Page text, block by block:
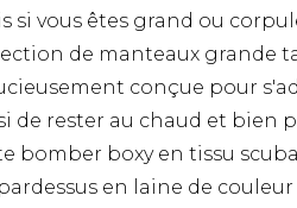
si vous êtes grand ou
de manteaux grande
conçue pour
de rester au chaud et bien
bomber boxy en tissu
en laine de